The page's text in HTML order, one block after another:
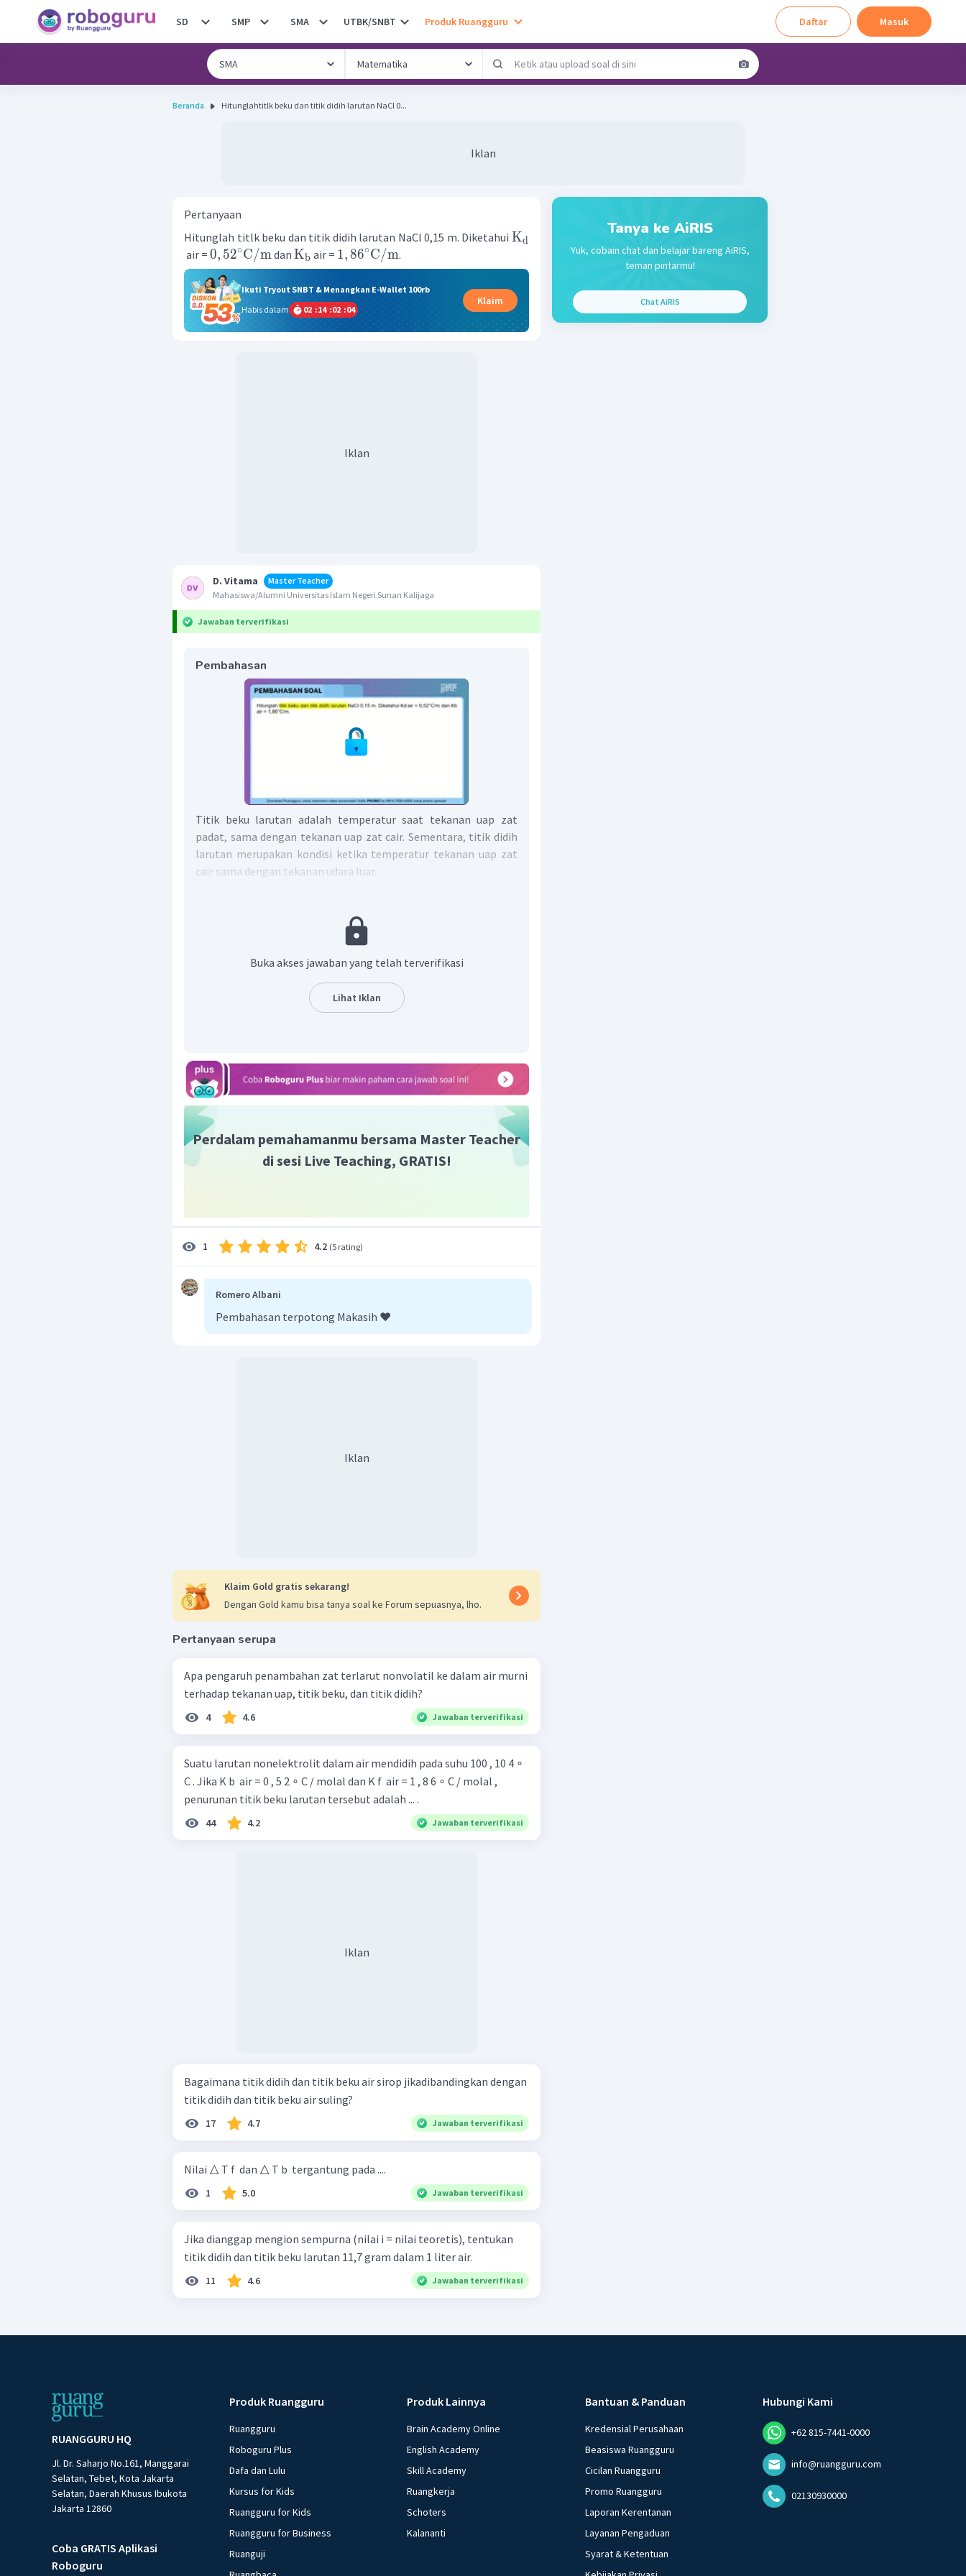
SD SMP SMA UTBK/SNBT Produk Ruangguru Daftar Masuk
Beranda Hitunglahtitlk beku dan titik didih larutan NaCl 0...
Iklan
Pertanyaan
Hitunglah titlk beku dan titik didih larutan NaCl 0,15 m. Diketahui Kd
air = 0, 52∘C/mdanKb air = 1, 86∘C/m.
Ikuti Tryout SNBT & Menangkan E-Wallet 100rb
Habis dalam
02 :14 :02 :04
Klaim
Iklan
D. Vitama
Master Teacher
Mahasiswa/Alumni Universitas Islam Negeri Sunan Kalijaga
Jawaban terverifikasi
Pembahasan
Titik beku larutan adalah temperatur saat tekanan uap zat
padat, sama dengan tekanan uap zat cair. Sementara, titik didih
larutan merupakan kondisi ketika temperatur tekanan uap zat
cair sama dengan tekanan udara luar.
Menentukan Faktor Van Hoff (i)
Menentukan titik didih larutan
Menentukan Faktor Van Hoff (i)
Menentukan titik beku larutan
Menentukan titik didih larutan
Buka akses jawaban yang telah terverifikasi
Lihat Iklan
Perdalam pemahamanmu bersama Master Teacher
di sesi Live Teaching, GRATIS!
1 4.2 (5 rating)
Romero Albani
Pembahasan terpotong Makasih ❤️
Iklan
Klaim Gold gratis sekarang!
Dengan Gold kamu bisa tanya soal ke Forum sepuasnya, lho.
Pertanyaan serupa
Apa pengaruh penambahan zat terlarut nonvolatil ke dalam air murni
terhadap tekanan uap, titik beku, dan titik didih?
4 4.6 Jawaban terverifikasi
Suatu larutan nonelektrolit dalam air mendidih pada suhu 100 , 10 4 ∘
C . Jika K b ​ air = 0 , 5 2 ∘ C / molal dan K f ​ air = 1 , 8 6 ∘ C / molal ,
penurunan titik beku larutan tersebut adalah ... .
44 4.2 Jawaban terverifikasi
Iklan
Bagaimana titik didih dan titik beku air sirop jikadibandingkan dengan
titik didih dan titik beku air suling?
17 4.7 Jawaban terverifikasi
Nilai △ T f ​ dan △ T b ​ tergantung pada ....
1 5.0 Jawaban terverifikasi
Jika dianggap mengion sempurna (nilai i = nilai teoretis), tentukan
titik didih dan titik beku larutan 11,7 gram dalam 1 liter air.
11 4.6 Jawaban terverifikasi
Tanya ke AiRIS
Yuk, cobain chat dan belajar bareng AiRIS,
teman pintarmu!
Chat AiRIS
RUANGGURU HQ
Jl. Dr. Saharjo No.161, Manggarai
Selatan, Tebet, Kota Jakarta
Selatan, Daerah Khusus Ibukota
Jakarta 12860
Coba GRATIS Aplikasi
Roboguru
Produk Ruangguru
Ruangguru
Roboguru Plus
Dafa dan Lulu
Kursus for Kids
Ruangguru for Kids
Ruangguru for Business
Ruanguji
Produk Lainnya
Brain Academy Online
English Academy
Skill Academy
Ruangkerja
Schoters
Kalananti
Bantuan & Panduan
Kredensial Perusahaan
Beasiswa Ruangguru
Cicilan Ruangguru
Promo Ruangguru
Laporan Kerentanan
Layanan Pengaduan
Syarat & Ketentuan
Hubungi Kami
+62 815-7441-0000
info@ruangguru.com
02130930000